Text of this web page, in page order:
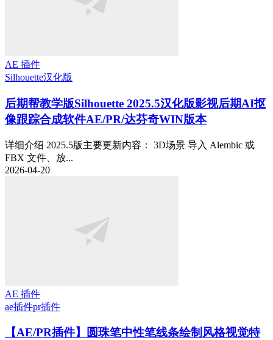
AE 插件
Silhouette汉化版
后期帮教学版Silhouette 2025.5汉化版影视后期AI抠
像跟踪合成软件AE/PR/达芬奇WIN版本
详细介绍 2025.5版主要更新内容： 3D场景 导入 Alembic 或
FBX 文件、放...
2026-04-20
AE 插件
ae插件pr插件
【AE/PR插件】圆珠笔中性笔线条绘制风格视觉特